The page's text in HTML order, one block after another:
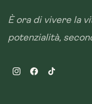
È ora di vivere la
potenzialità,
InstagramFacebookTikTok